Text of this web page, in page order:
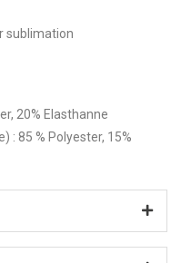
sublimation
20% Elasthanne
: 85 % Polyester, 15%